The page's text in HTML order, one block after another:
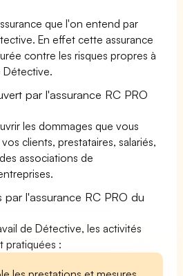
que l'on entend par
En effet cette assurance
contre les risques propres à
Détective.
par l'assurance RC PRO
les dommages que vous
clients, prestataires, salariés,
associations de
l'assurance RC PRO du
de Détective, les activités
pratiquées :